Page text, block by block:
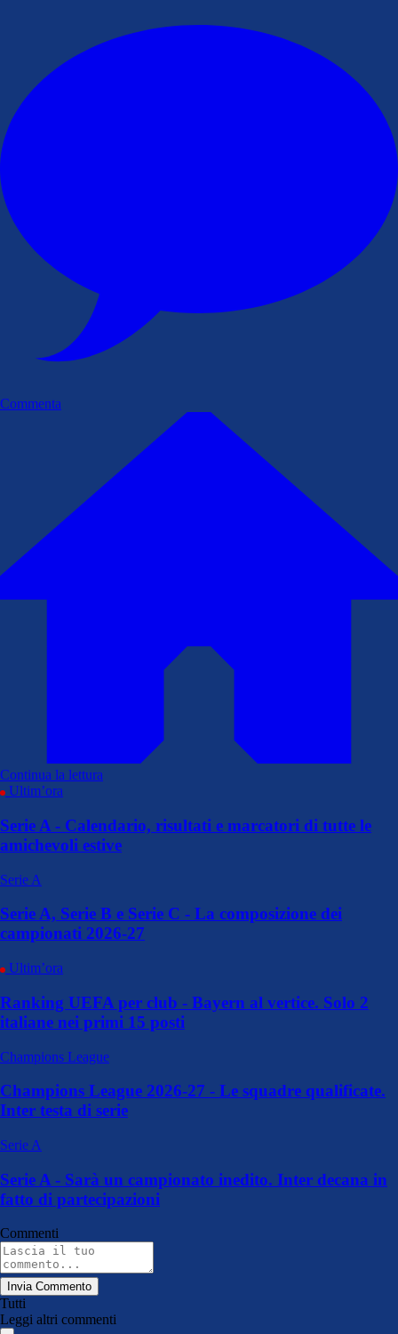
Commenta
Continua la lettura
Ultim’ora
Serie A - Calendario, risultati e marcatori di tutte le
amichevoli estive
Serie A
Serie A, Serie B e Serie C - La composizione dei
campionati 2026-27
Ultim’ora
Ranking UEFA per club - Bayern al vertice. Solo 2
italiane nei primi 15 posti
Champions League
Champions League 2026-27 - Le squadre qualificate.
Inter testa di serie
Serie A
Serie A - Sarà un campionato inedito. Inter decana in
fatto di partecipazioni
Commenti
Invia Commento
Tutti
Leggi altri commenti